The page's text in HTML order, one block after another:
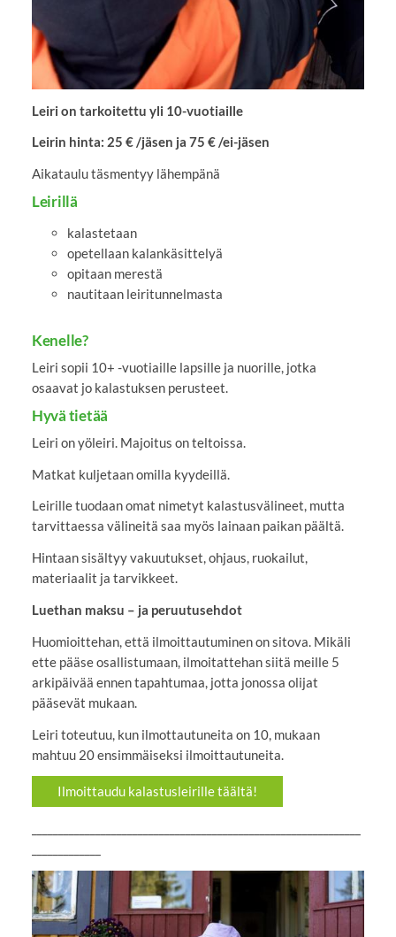
Leiri on tarkoitettu yli 10-vuotiaille
Leirin hinta: 25 € /jäsen ja 75 € /ei-jäsen
Aikataulu täsmentyy lähempänä
Leirillä
kalastetaan
opetellaan kalankäsittelyä
opitaan merestä
nautitaan leiritunnelmasta
Kenelle?
Leiri sopii 10+ -vuotiaille lapsille ja nuorille, jotka
osaavat jo kalastuksen perusteet.
Hyvä tietää
Leiri on yöleiri. Majoitus on teltoissa.
Matkat kuljetaan omilla kyydeillä.
Leirille tuodaan omat nimetyt kalastusvälineet, mutta
tarvittaessa välineitä saa myös lainaan paikan päältä.
Hintaan sisältyy vakuutukset, ohjaus, ruokailut,
materiaalit ja tarvikkeet.
Luethan maksu – ja peruutusehdot
Huomioittehan, että ilmoittautuminen on sitova. Mikäli
ette pääse osallistumaan, ilmoitattehan siitä meille 5
arkipäivää ennen tapahtumaa, jotta jonossa olijat
pääsevät mukaan.
Leiri toteutuu, kun ilmottautuneita on 10, mukaan
mahtuu 20 ensimmäiseksi ilmoittautuneita.
Ilmoittaudu kalastusleirille täältä!